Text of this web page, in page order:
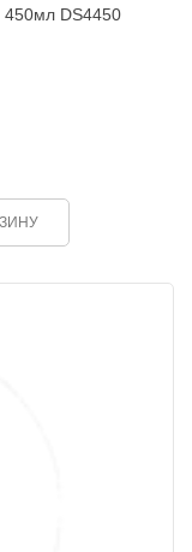
450мл DS4450